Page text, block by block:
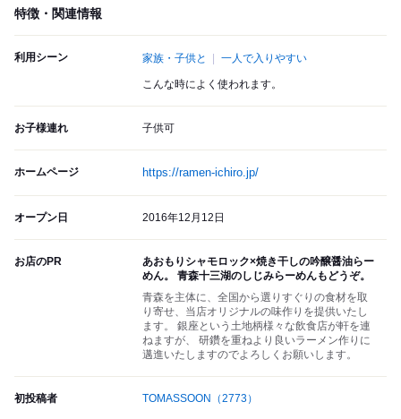
特徴・関連情報
利用シーン 家族・子供と 一人で入りやすい
こんな時によく使われます。
お子様連れ 子供可
ホームページ https://ramen-ichiro.jp/
オープン日 2016年12月12日
お店のPR
あおもりシャモロック×焼き干しの吟醸醤油らー
めん。 青森十三湖のしじみらーめんもどうぞ。
青森を主体に、全国から選りすぐりの食材を取
り寄せ、当店オリジナルの味作りを提供いたし
ます。 銀座という土地柄様々な飲食店が軒を連
ねますが、 研鑽を重ねより良いラーメン作りに
邁進いたしますのでよろしくお願いします。
初投稿者 TOMASSOON （2773）